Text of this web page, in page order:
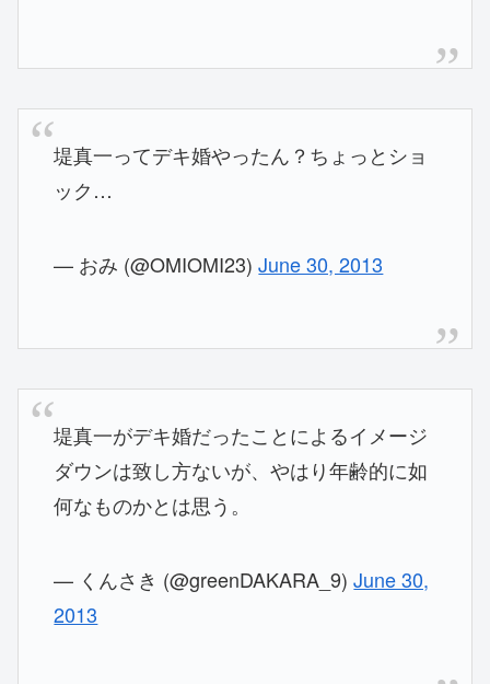
堤真一ってデキ婚やったん？ちょっとショ
ック…
— おみ (@OMIOMI23)June 30, 2013
堤真一がデキ婚だったことによるイメージ
ダウンは致し方ないが、やはり年齢的に如
何なものかとは思う。
— くんさき (@greenDAKARA_9)June 30,
2013